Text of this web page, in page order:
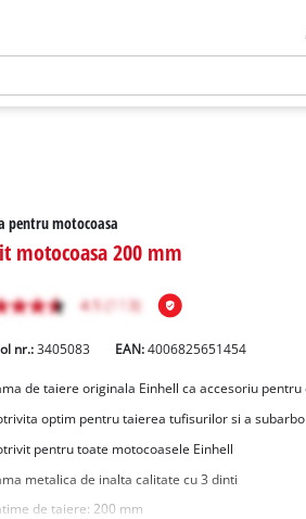
pentru motocoasa
motocoasa 200 mm
nr.: 3405083 EAN:4006825651454
de taiere originala Einhell ca accesoriu pentru
optim pentru taierea tufisurilor si a
pentru toate motocoasele Einhell
metalica de inalta calitate cu 3 dinti
de taiere: 200 mm